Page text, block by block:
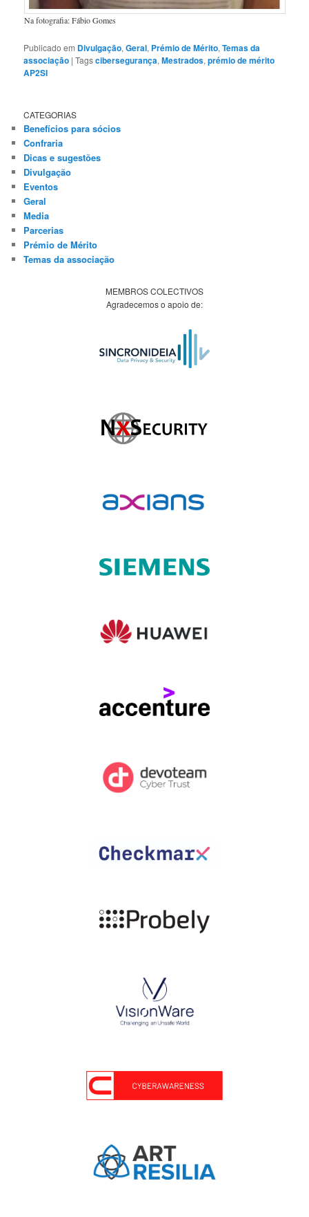
Na fotografia: Fábio Gomes
Publicado em Divulgação,Geral, Prémio de Mérito,Temas da
associação |Tagscibersegurança,Mestrados,prémio de mérito
AP2SI
CATEGORIAS
Benefícios para sócios
Confraria
Dicas e sugestões
Divulgação
Eventos
Geral
Media
Parcerias
Prémio de Mérito
Temas da associação
MEMBROS COLECTIVOS
Agradecemos o apoio de: